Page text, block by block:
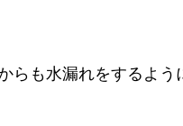
も水漏れをするよう